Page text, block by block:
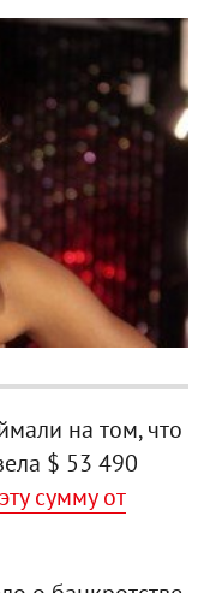
на том, что
$ 53 490
сумму от